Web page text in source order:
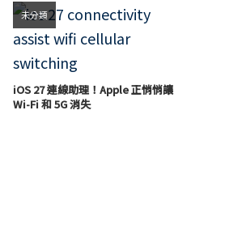
未分類
iOS 27 連線助理！Apple 正悄悄讓
Wi-Fi 和 5G 消失